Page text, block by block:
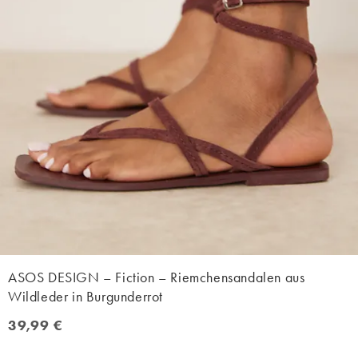
ASOS DESIGN – Fiction – Riemchensandalen aus
Wildleder in Burgunderrot
39,99 €
39,99 €